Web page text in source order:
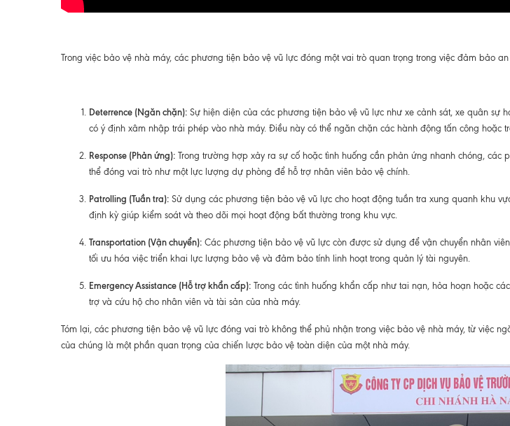
Trong việc bảo vệ nhà máy, các phương tiện bảo vệ vũ lực đóng một vai trò quan trọng trong việc đảm bảo
Deterrence (Ngăn chặn): Sự hiện diện của các phương tiện bảo vệ vũ lực như xe cảnh sát, xe quân
có ý định xâm nhập trái phép vào nhà máy. Điều này có thể ngăn chặn các hành động tấn công hoặc
Response (Phản ứng): Trong trường hợp xảy ra sự cố hoặc tình huống cần phản ứng nhanh chóng,
thể đóng vai trò như một lực lượng dự phòng để hỗ trợ nhân viên bảo vệ chính.
Patrolling (Tuần tra): Sử dụng các phương tiện bảo vệ vũ lực cho hoạt động tuần tra xung quanh khu
định kỳ giúp kiểm soát và theo dõi mọi hoạt động bất thường trong khu vực.
Transportation (Vận chuyển): Các phương tiện bảo vệ vũ lực còn được sử dụng để vận chuyển nhân
tối ưu hóa việc triển khai lực lượng bảo vệ và đảm bảo tính linh hoạt trong quản lý tài nguyên.
Emergency Assistance (Hỗ trợ khẩn cấp): Trong các tình huống khẩn cấp như tai nạn, hỏa hoạn hoặc
trợ và cứu hộ cho nhân viên và tài sản của nhà máy.
Tóm lại, các phương tiện bảo vệ vũ lực đóng vai trò không thể phủ nhận trong việc bảo vệ nhà máy, từ việc
của chúng là một phần quan trọng của chiến lược bảo vệ toàn diện của một nhà máy.